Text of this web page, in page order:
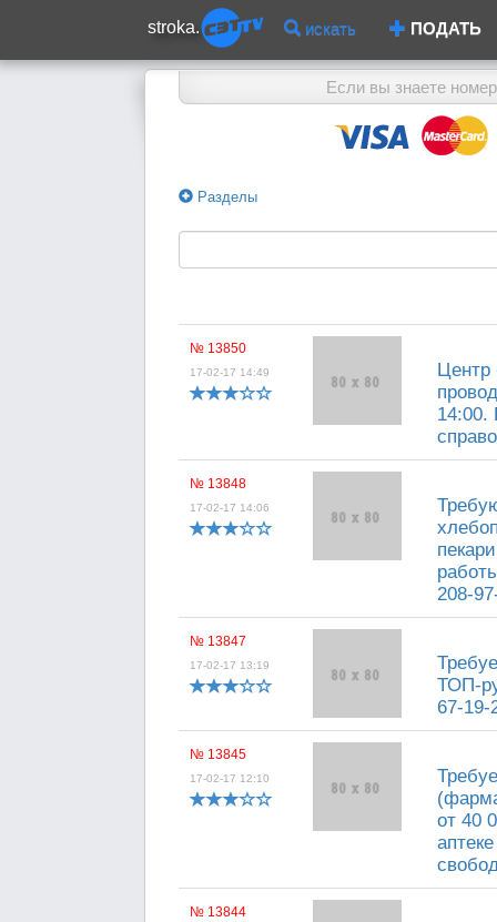
stroka. искать ПОДАТЬ
Если вы знаете
Разделы
№ 13850
17-02-17 14:49
Центр
14:00.
№ 13848
17-02-17 14:06
208-
№ 13847
17-02-17 13:19
ТОП-
67-19-
№ 13845
17-02-17 12:10
от 40
№ 13844